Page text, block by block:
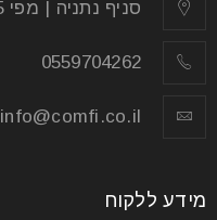
סניף נתניה | מפי 5, קומה 1, מתחם "Soho"
0559704262
info@comfi.co.il
מידע ללקוח